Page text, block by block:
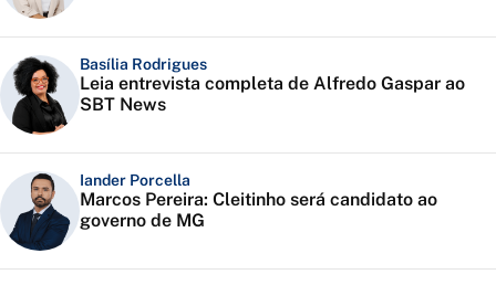
Basília Rodrigues
Leia entrevista completa de Alfredo Gaspar ao
SBT News
Iander Porcella
Marcos Pereira: Cleitinho será candidato ao
governo de MG